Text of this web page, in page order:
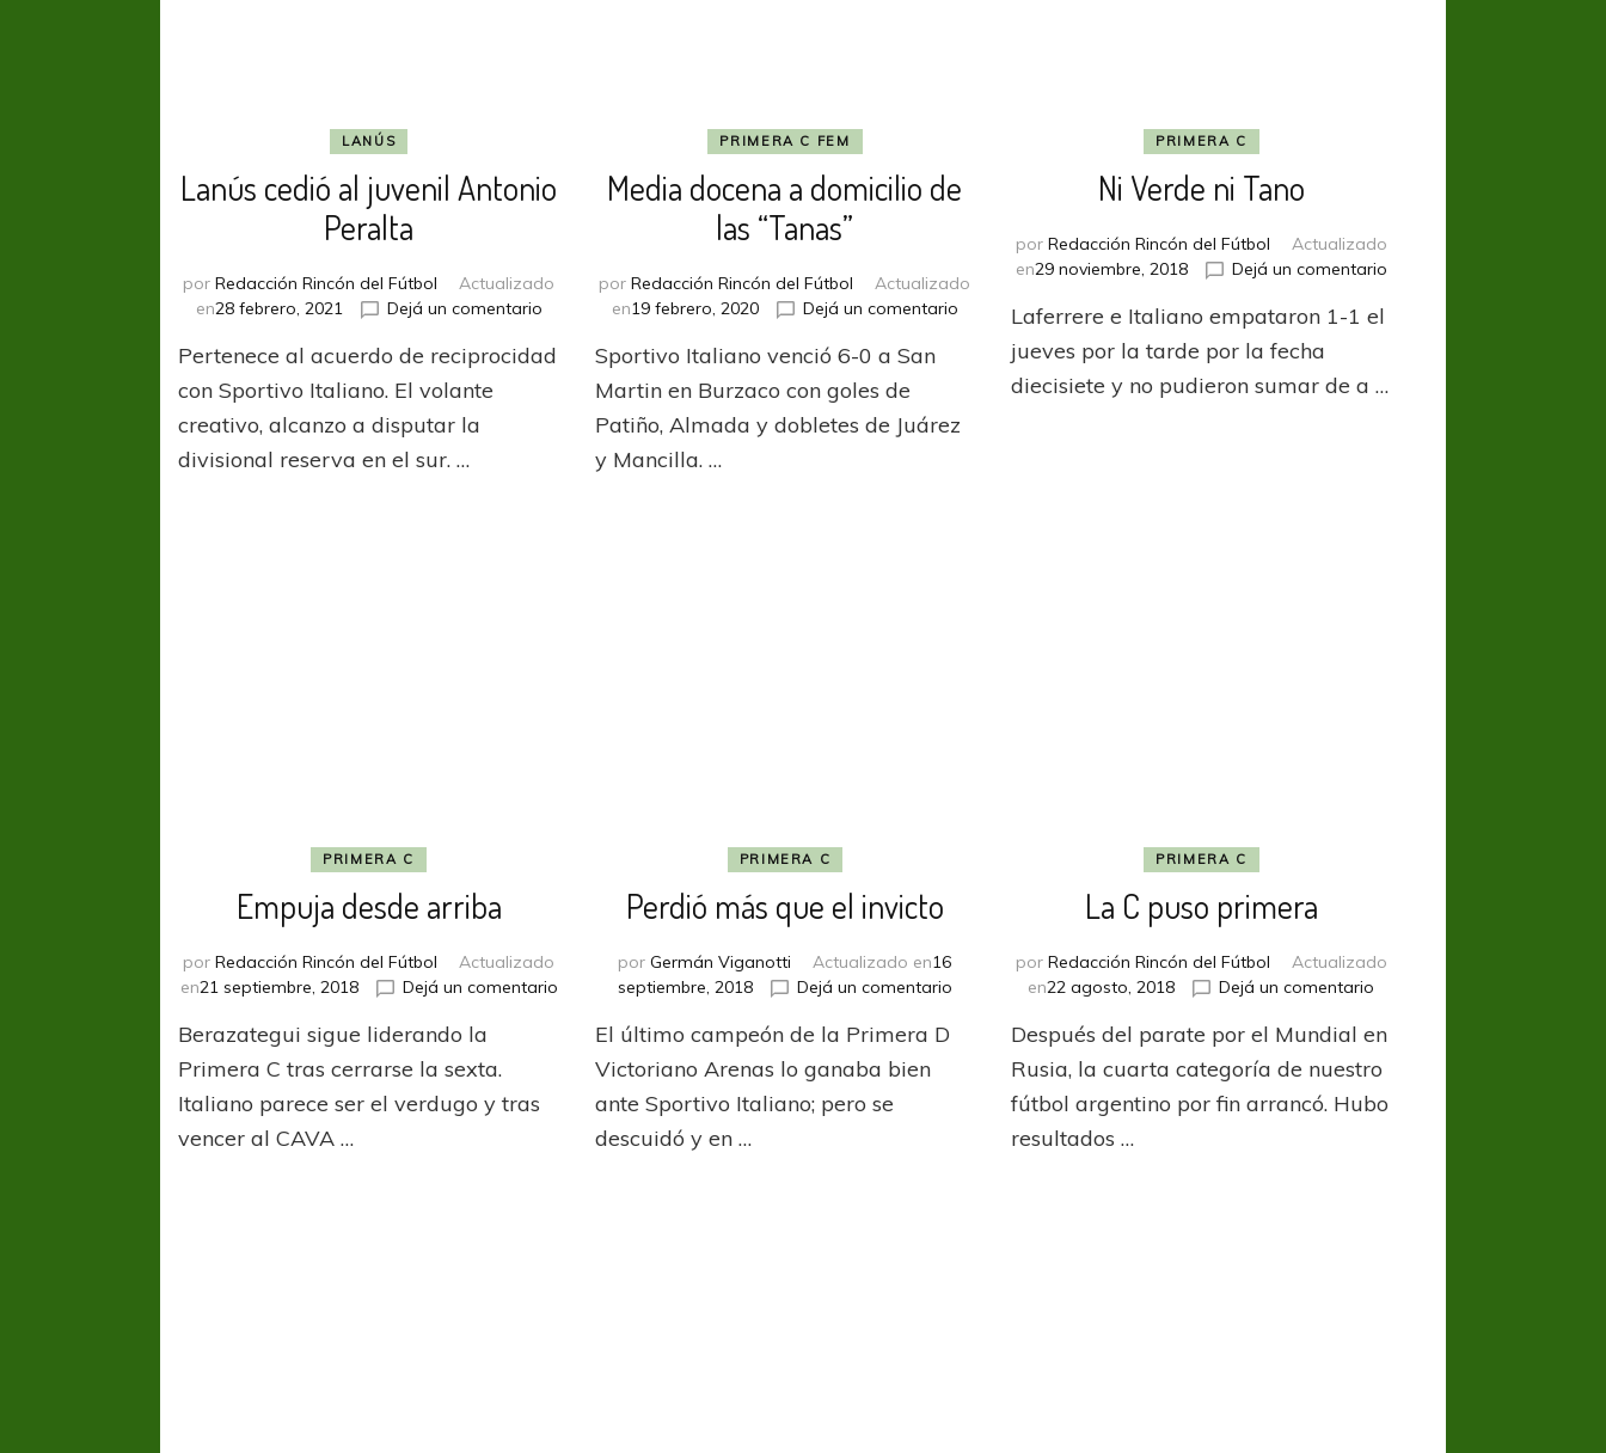
LANÚS
Lanús cedió al juvenil Antonio
Peralta
porRedacción Rincón del Fútbol
Actualizado
en28 febrero, 2021 Dejá un comentarioen
cedió
Antonio
Peralta
Pertenece al acuerdo de reciprocidad
con Sportivo Italiano. El volante
creativo, alcanzo a disputar la
divisional reserva en el sur. …
PRIMERA C FEM
Media docena a domicilio de
las “Tanas”
porRedacción Rincón del Fútbol
Actualizado
en19 febrero, 2020 Dejá un comentarioen
docena
de
Sportivo Italiano venció 6-0 a San
Martin en Burzaco con goles de
Patiño, Almada y dobletes de Juárez
y Mancilla. …
PRIMERA C
Ni Verde ni Tano
por Redacción Rincón del Fútbol
Actualizado
en29 noviembre, 2018 Dejá un comentarioen
Laferrere e Italiano empataron 1-1 el
jueves por la tarde por la fecha
diecisiete y no pudieron sumar de a …
PRIMERA C
Empuja desde arriba
porRedacción Rincón del Fútbol
Actualizado
en21 septiembre, 2018 Dejá un comentarioen
desde
arriba
Berazategui sigue liderando la
Primera C tras cerrarse la sexta.
Italiano parece ser el verdugo y tras
vencer al CAVA …
PRIMERA C
Perdió más que el invicto
porGermán Viganotti Actualizado en16
septiembre, 2018
Dejá un comentarioen
El último campeón de la Primera D
Victoriano Arenas lo ganaba bien
ante Sportivo Italiano; pero se
descuidó y en …
PRIMERA C
La C puso primera
por Redacción Rincón del Fútbol
Actualizado
en22 agosto, 2018 Dejá un comentario
C
puso
Después del parate por el Mundial en
Rusia, la cuarta categoría de nuestro
fútbol argentino por fin arrancó. Hubo
resultados …